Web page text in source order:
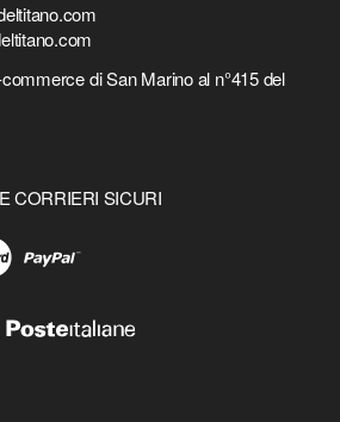
di San Marino al n°415 del
CORRIERI SICURI